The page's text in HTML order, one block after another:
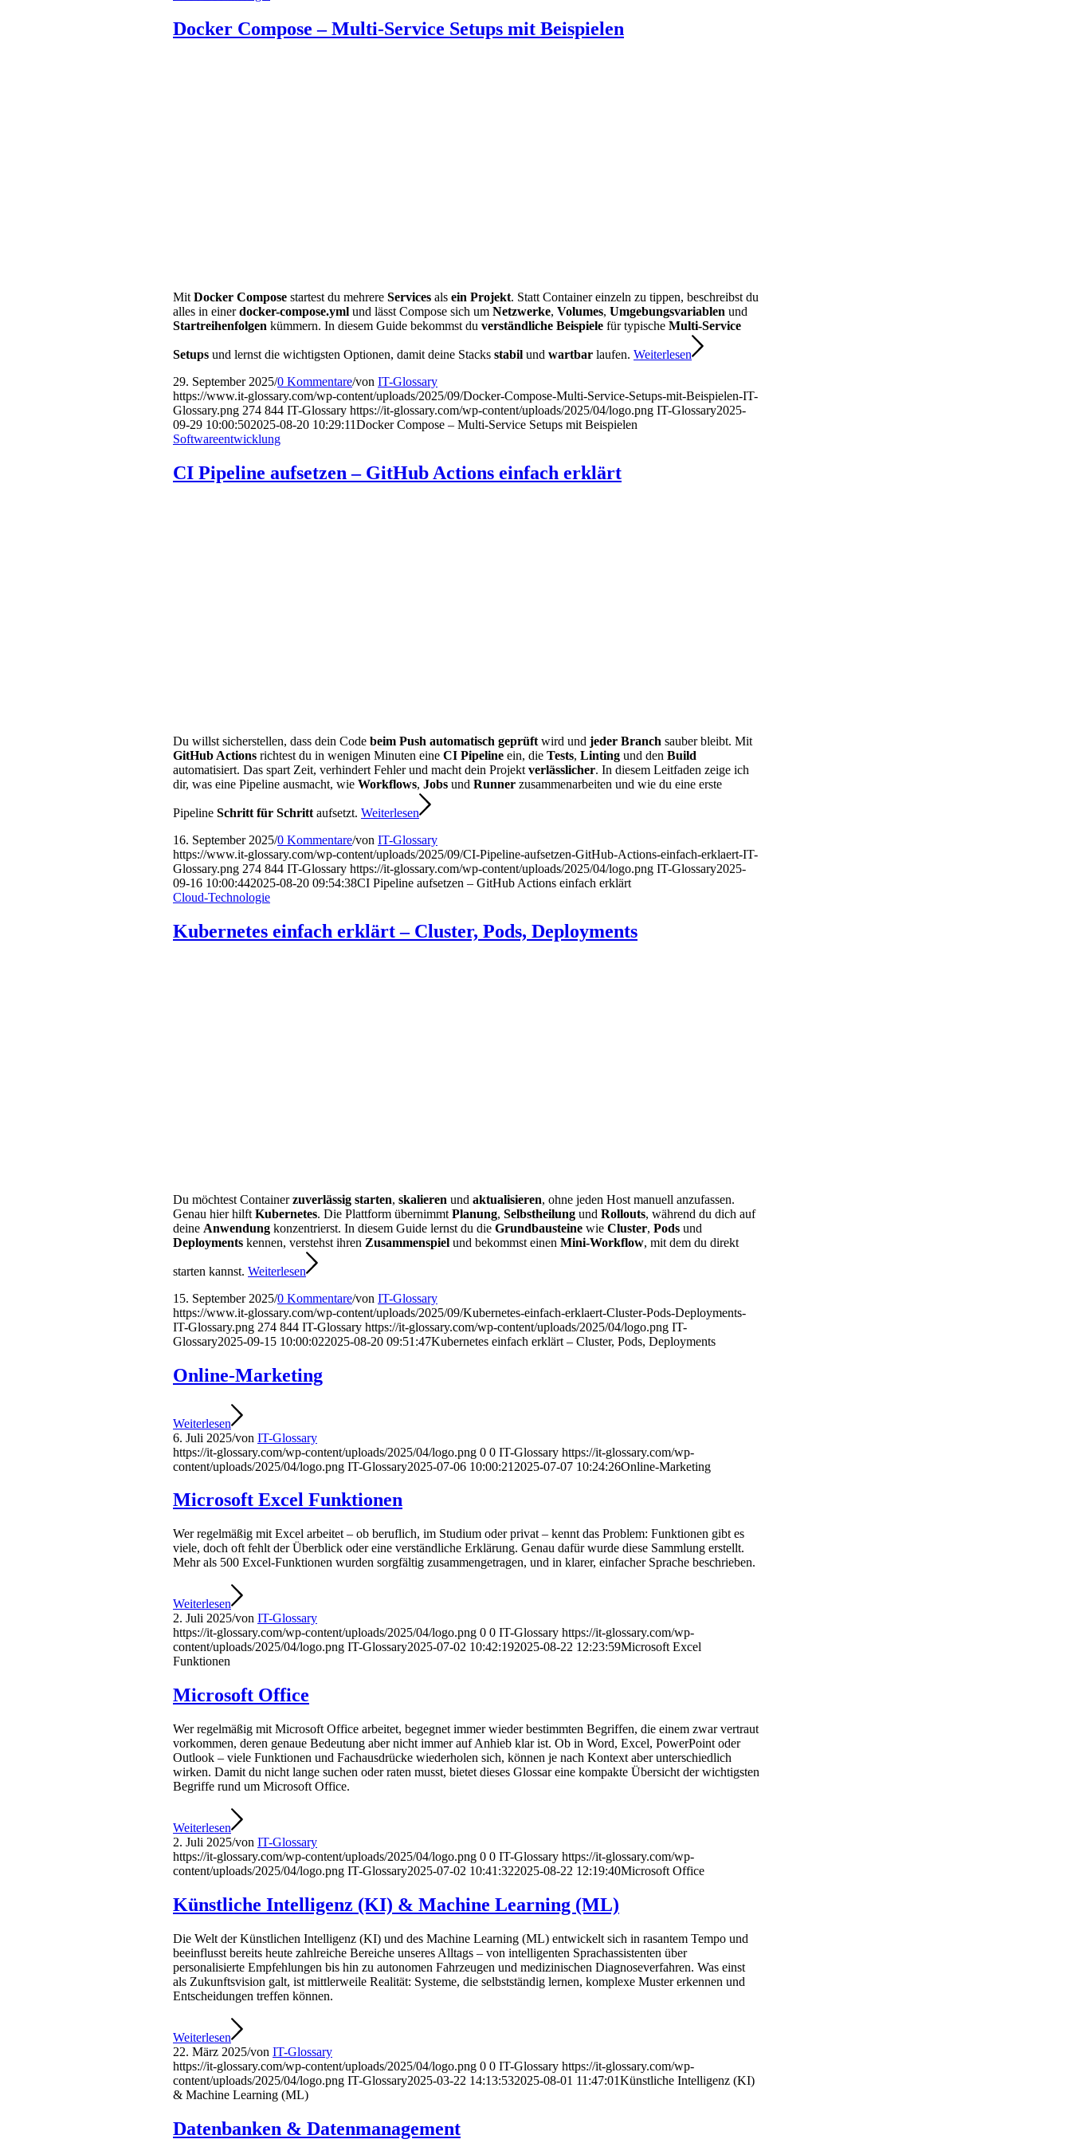
Docker Compose – Multi-Service Setups mit Beispielen
Mit Docker Compose startest du mehrere Services als ein Projekt. Statt Container einzeln zu tippen, beschreibst du
alles in einerdocker-compose.yml und lässt Compose sich um Netzwerke, Volumes, Umgebungsvariablen und
Startreihenfolgen kümmern. In diesem Guide bekommst du verständliche Beispiele für typische Multi-Service
Setups und lernst die wichtigsten Optionen, damit deine Stacks stabil und wartbar laufen. Weiterlesen
29. September 2025/0 Kommentare/von IT-Glossary
https://www.it-glossary.com/wp-content/uploads/2025/09/Docker-Compose-Multi-Service-Setups-mit-Beispielen-IT-
Glossary.png 274 844 IT-Glossary https://it-glossary.com/wp-content/uploads/2025/04/logo.png IT-Glossary2025-
09-29 10:00:502025-08-20 10:29:11Docker Compose – Multi-Service Setups mit Beispielen
Softwareentwicklung
CI Pipeline aufsetzen – GitHub Actions einfach erklärt
Du willst sicherstellen, dass dein Code beim Push automatisch geprüft wird und jeder Branch sauber bleibt. Mit
GitHub Actions richtest du in wenigen Minuten eine CI Pipeline ein, die Tests, Linting und den Build
automatisiert. Das spart Zeit, verhindert Fehler und macht dein Projekt verlässlicher. In diesem Leitfaden zeige ich
dir, was eine Pipeline ausmacht, wie Workflows, Jobs und Runner zusammenarbeiten und wie du eine erste
Pipeline Schritt für Schritt aufsetzt. Weiterlesen
16. September 2025/0 Kommentare/von IT-Glossary
https://www.it-glossary.com/wp-content/uploads/2025/09/CI-Pipeline-aufsetzen-GitHub-Actions-einfach-erklaert-IT-
Glossary.png 274 844 IT-Glossary https://it-glossary.com/wp-content/uploads/2025/04/logo.png IT-Glossary2025-
09-16 10:00:442025-08-20 09:54:38CI Pipeline aufsetzen – GitHub Actions einfach erklärt
Cloud-Technologie
Kubernetes einfach erklärt – Cluster, Pods, Deployments
Du möchtest Containerzuverlässig starten, skalieren und aktualisieren, ohne jeden Host manuell anzufassen.
Genau hier hilft Kubernetes. Die Plattform übernimmt Planung, Selbstheilung und Rollouts, während du dich auf
deine Anwendung konzentrierst. In diesem Guide lernst du die Grundbausteine wie Cluster, Pods und
Deployments kennen, verstehst ihren Zusammenspiel und bekommst einen Mini-Workflow, mit dem du direkt
starten kannst. Weiterlesen
15. September 2025/0 Kommentare/von IT-Glossary
https://www.it-glossary.com/wp-content/uploads/2025/09/Kubernetes-einfach-erklaert-Cluster-Pods-Deployments-
IT-Glossary.png 274 844 IT-Glossary https://it-glossary.com/wp-content/uploads/2025/04/logo.png IT-
Glossary2025-09-15 10:00:022025-08-20 09:51:47Kubernetes einfach erklärt – Cluster, Pods, Deployments
Online-Marketing
Weiterlesen
6. Juli 2025/von IT-Glossary
https://it-glossary.com/wp-content/uploads/2025/04/logo.png 0 0 IT-Glossary https://it-glossary.com/wp-
content/uploads/2025/04/logo.png IT-Glossary2025-07-06 10:00:21 2025-07-07 10:24:26Online-Marketing
Microsoft Excel Funktionen
Wer regelmäßig mit Excel arbeitet – ob beruflich, im Studium oder privat – kennt das Problem: Funktionen gibt es
viele, doch oft fehlt der Überblick oder eine verständliche Erklärung. Genau dafür wurde diese Sammlung erstellt.
Mehr als 500 Excel-Funktionen wurden sorgfältig zusammengetragen, und in klarer, einfacher Sprache beschrieben.
Weiterlesen
2. Juli 2025/von IT-Glossary
https://it-glossary.com/wp-content/uploads/2025/04/logo.png 0 0 IT-Glossary https://it-glossary.com/wp-
content/uploads/2025/04/logo.png IT-Glossary2025-07-02 10:42:192025-08-22 12:23:59Microsoft Excel
Funktionen
Microsoft Office
Wer regelmäßig mit Microsoft Office arbeitet, begegnet immer wieder bestimmten Begriffen, die einem zwar vertraut
vorkommen, deren genaue Bedeutung aber nicht immer auf Anhieb klar ist. Ob in Word, Excel, PowerPoint oder
Outlook – viele Funktionen und Fachausdrücke wiederholen sich, können je nach Kontext aber unterschiedlich
wirken. Damit du nicht lange suchen oder raten musst, bietet dieses Glossar eine kompakte Übersicht der wichtigsten
Begriffe rund um Microsoft Office.
Weiterlesen
2. Juli 2025/von IT-Glossary
https://it-glossary.com/wp-content/uploads/2025/04/logo.png 0 0 IT-Glossary https://it-glossary.com/wp-
content/uploads/2025/04/logo.png IT-Glossary2025-07-02 10:41:322025-08-22 12:19:40Microsoft Office
Künstliche Intelligenz (KI) & Machine Learning (ML)
Die Welt der Künstlichen Intelligenz (KI) und des Machine Learning (ML) entwickelt sich in rasantem Tempo und
beeinflusst bereits heute zahlreiche Bereiche unseres Alltags – von intelligenten Sprachassistenten über
personalisierte Empfehlungen bis hin zu autonomen Fahrzeugen und medizinischen Diagnoseverfahren. Was einst
als Zukunftsvision galt, ist mittlerweile Realität: Systeme, die selbstständig lernen, komplexe Muster erkennen und
Entscheidungen treffen können.
Weiterlesen
22. März 2025/von IT-Glossary
https://it-glossary.com/wp-content/uploads/2025/04/logo.png 0 0 IT-Glossary https://it-glossary.com/wp-
content/uploads/2025/04/logo.png IT-Glossary2025-03-22 14:13:532025-08-01 11:47:01Künstliche Intelligenz (KI)
& Machine Learning (ML)
Datenbanken & Datenmanagement